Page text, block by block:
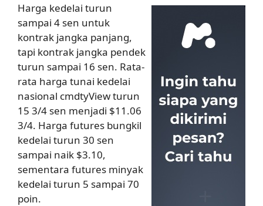
Harga kedelai turun
sampai 4 sen untuk
kontrak jangka panjang,
tapi kontrak jangka pendek
turun sampai 16 sen. Rata-
rata harga tunai kedelai
nasional cmdtyView turun
15 3/4 sen menjadi $11.06
3/4. Harga futures bungkil
kedelai turun 30 sen
sampai naik $3.10,
sementara futures minyak
kedelai turun 5 sampai 70
poin.